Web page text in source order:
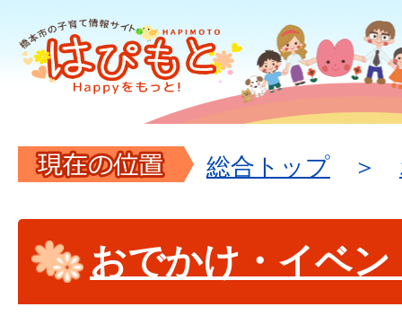
現
位
置
総合トップ
おでかけ・イベン